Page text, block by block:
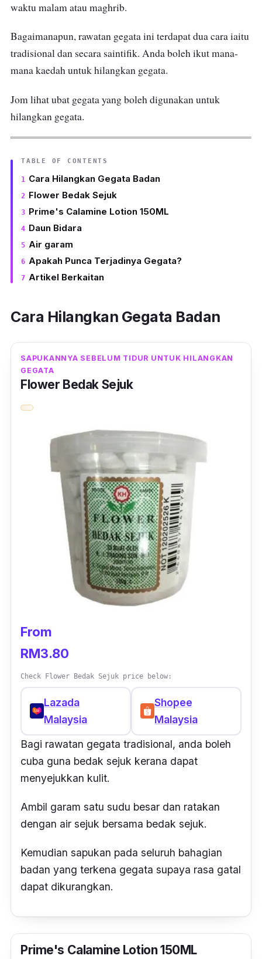
waktu malam atau maghrib.
Bagaimanapun, rawatan gegata ini terdapat dua cara iaitu
tradisional dan secara saintifik. Anda boleh ikut mana-
mana kaedah untuk hilangkan gegata.
Jom lihat ubat gegata yang boleh digunakan untuk
hilangkan gegata.
TABLE OF CONTENTS
Cara Hilangkan Gegata Badan
Flower Bedak Sejuk
Prime's Calamine Lotion 150ML
Daun Bidara
Air garam
Apakah Punca Terjadinya Gegata?
Artikel Berkaitan
Cara Hilangkan Gegata Badan
SAPUKANNYA SEBELUM TIDUR UNTUK HILANGKAN
GEGATA
Flower Bedak Sejuk
From
RM3.80
Check Flower Bedak Sejuk price below:
Lazada
Malaysia
Shopee
Malaysia
Bagi rawatan gegata tradisional, anda boleh
cuba guna bedak sejuk kerana dapat
menyejukkan kulit.
Ambil garam satu sudu besar dan ratakan
dengan air sejuk bersama bedak sejuk.
Kemudian sapukan pada seluruh bahagian
badan yang terkena gegata supaya rasa gatal
dapat dikurangkan.
Prime's Calamine Lotion 150ML